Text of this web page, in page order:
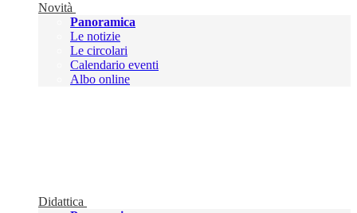
Novità
Panoramica
Le notizie
Le circolari
Calendario eventi
Albo online
Didattica